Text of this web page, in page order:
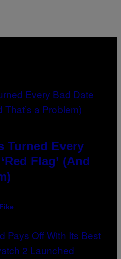
Turned Every
Flag’ (And